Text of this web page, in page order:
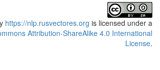
https://nlp.rusvectores.org is licensed under a
Attribution-ShareAlike 4.0 International
License.